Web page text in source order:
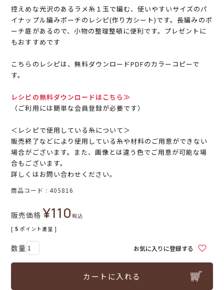
控えめな光沢のあるラメ糸１玉で編む、使いやすいサイズのパ
イナップル編みポーチのレシピ(作り方シート)です。長編みのポ
ーチ底があるので、小物の整理整頓に便利です。プレゼントに
もおすすめです
こちらのレシピは、無料ダウンロードPDFのカラーコピーで
す。
レシピの無料ダウンロードはこちら≫
（ご利用には簡単な会員登録が必要です）
＜レシピで使用している糸について＞
販売終了などにより使用している糸や材料のご用意ができない
場合がございます。また、画像とは違う色でご用意が可能な場
合もございます。
詳しくはお問い合わせください。
商品コード 405816
販売価格 ¥110税込
[ 5 ポイント進呈 ]
お気に入りに登録する
カートに入れる